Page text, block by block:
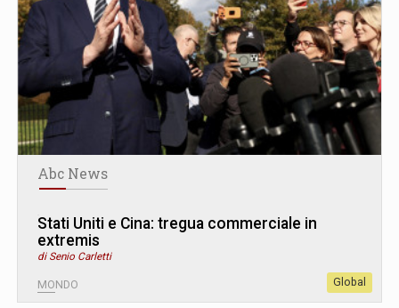
Abc News
Stati Uniti e Cina: tregua commerciale in
extremis
di Senio Carletti
MONDO Global